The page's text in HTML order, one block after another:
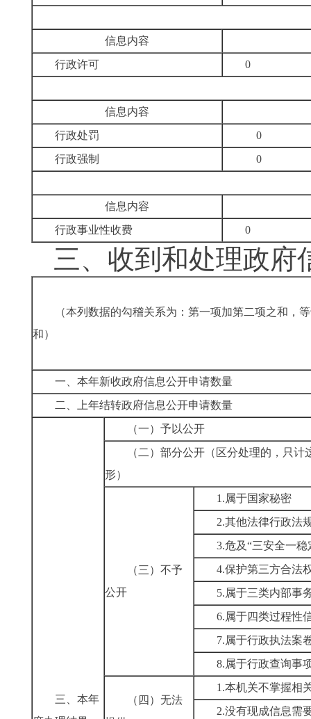
信息内容
行政许可
0
信息内容
行政处罚
0
行政强制
0
信息内容
行政事业性收费
0
三、 收到和处理政府
（本列数据的勾稽关系为：第一项加第二项之和，
和）
一、本年新收政府信息公开申请数量
二、上年结转政府信息公开申请数量
三、本年
（一）予以公开
（二）部分公开 （区分处理的，只
形）
（三）不予
公开
1.属于国家秘密
2.其他法律行政法
3.危及“三安全一稳
4.保护第三方合法
5.属于三类内部事
6.属于四类过程性
7.属于行政执法案
8.属于行政查询事
（四）无法
1.本机关不掌握相
2.没有现成信息需